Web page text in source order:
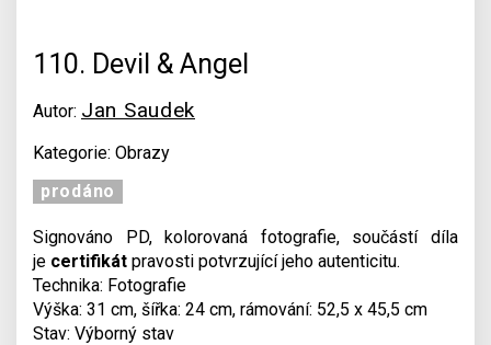
110. Devil & Angel
Autor: Jan Saudek
Kategorie: Obrazy
prodáno
Signováno PD, kolorovaná fotografie, součástí díla
je certifikát pravosti potvrzující jeho autenticitu.
Technika: Fotografie
Výška: 31 cm, šířka: 24 cm, rámování: 52,5 x 45,5 cm
Stav: Výborný stav